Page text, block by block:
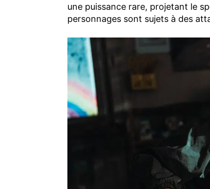
une puissance rare, projetant le
personnages sont sujets à des